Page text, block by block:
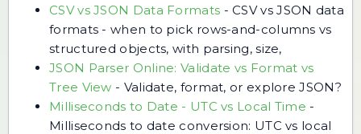
CSV vs JSON Data Formats -CSV vs JSON data
formats - when to pick rows-and-columns vs
structured objects, with parsing, size,
JSON Parser Online: Validate vs Format vs
Tree View - Validate, format, or explore JSON?
Milliseconds to Date - UTC vs Local Time -
Milliseconds to date conversion: UTC vs local